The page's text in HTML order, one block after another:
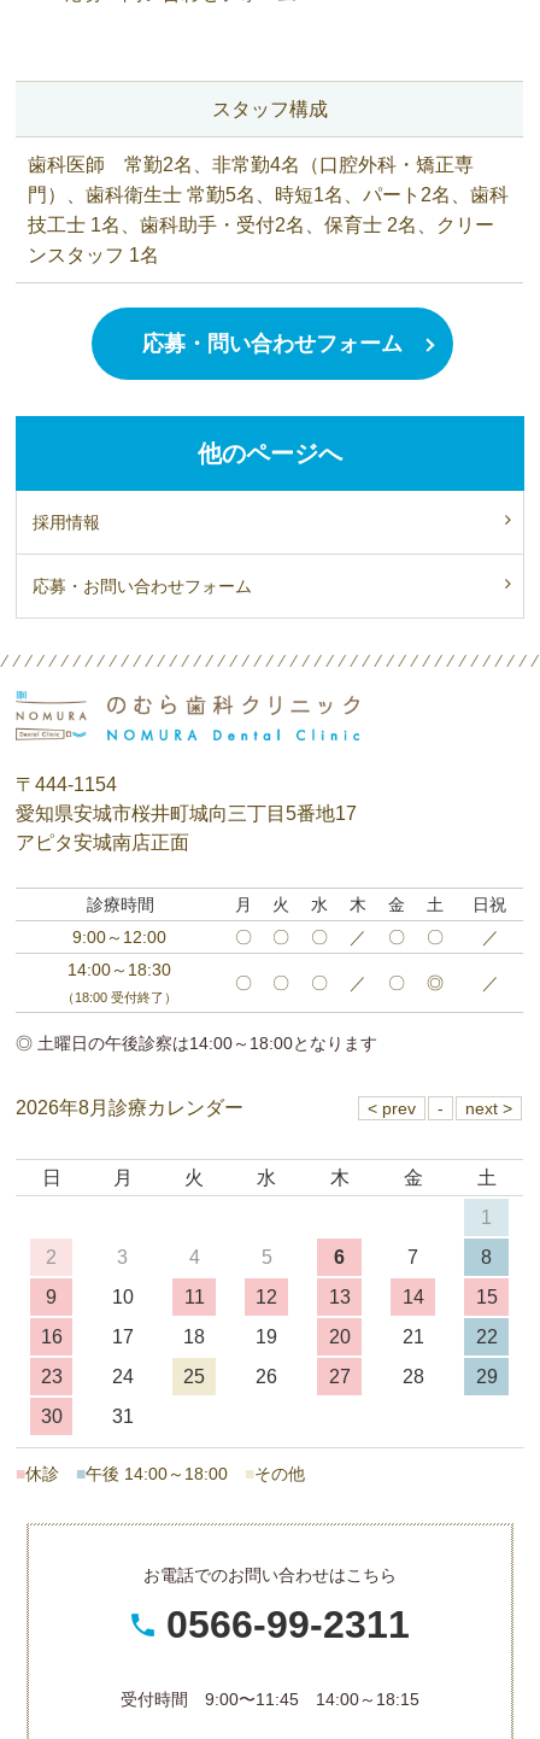
スタッフ構成
歯科医師 常勤2名、非常勤4名（口腔外科・矯正専
門）、歯科衛生士 常勤5名、時短1名、パート2名、歯科
技工士 1名、歯科助手・受付2名、保育士 2名、クリー
ンスタッフ 1名
応募・問い合わせフォーム
他のページへ
採用情報
応募・お問い合わせフォーム
〒444-1154
愛知県安城市桜井町城向三丁目5番地17
アピタ安城南店正面
診療時間 月 火 水 木 金 土
日祝
9:00～12:00
〇 〇 〇 ／ 〇 〇
／
14:00～18:30
（18:00 受付終了）
〇 〇 〇 ／ 〇 ◎ ／
◎ 土曜日の午後診察は14:00～18:00となります
2026年8月診療カレンダー
日 月 火 水 木 金
土
1
2
3 4 5 6 7
8
9
10 11 12 13 14
15
16
17 18 19 20 21
22
23
24 25 26 27 28
29
30
31
■休診 ■午後 14:00～18:00 ■その他
お電話でのお問い合わせはこちら
0566-99-2311
受付時間 9:00〜11:45 14:00～18:15